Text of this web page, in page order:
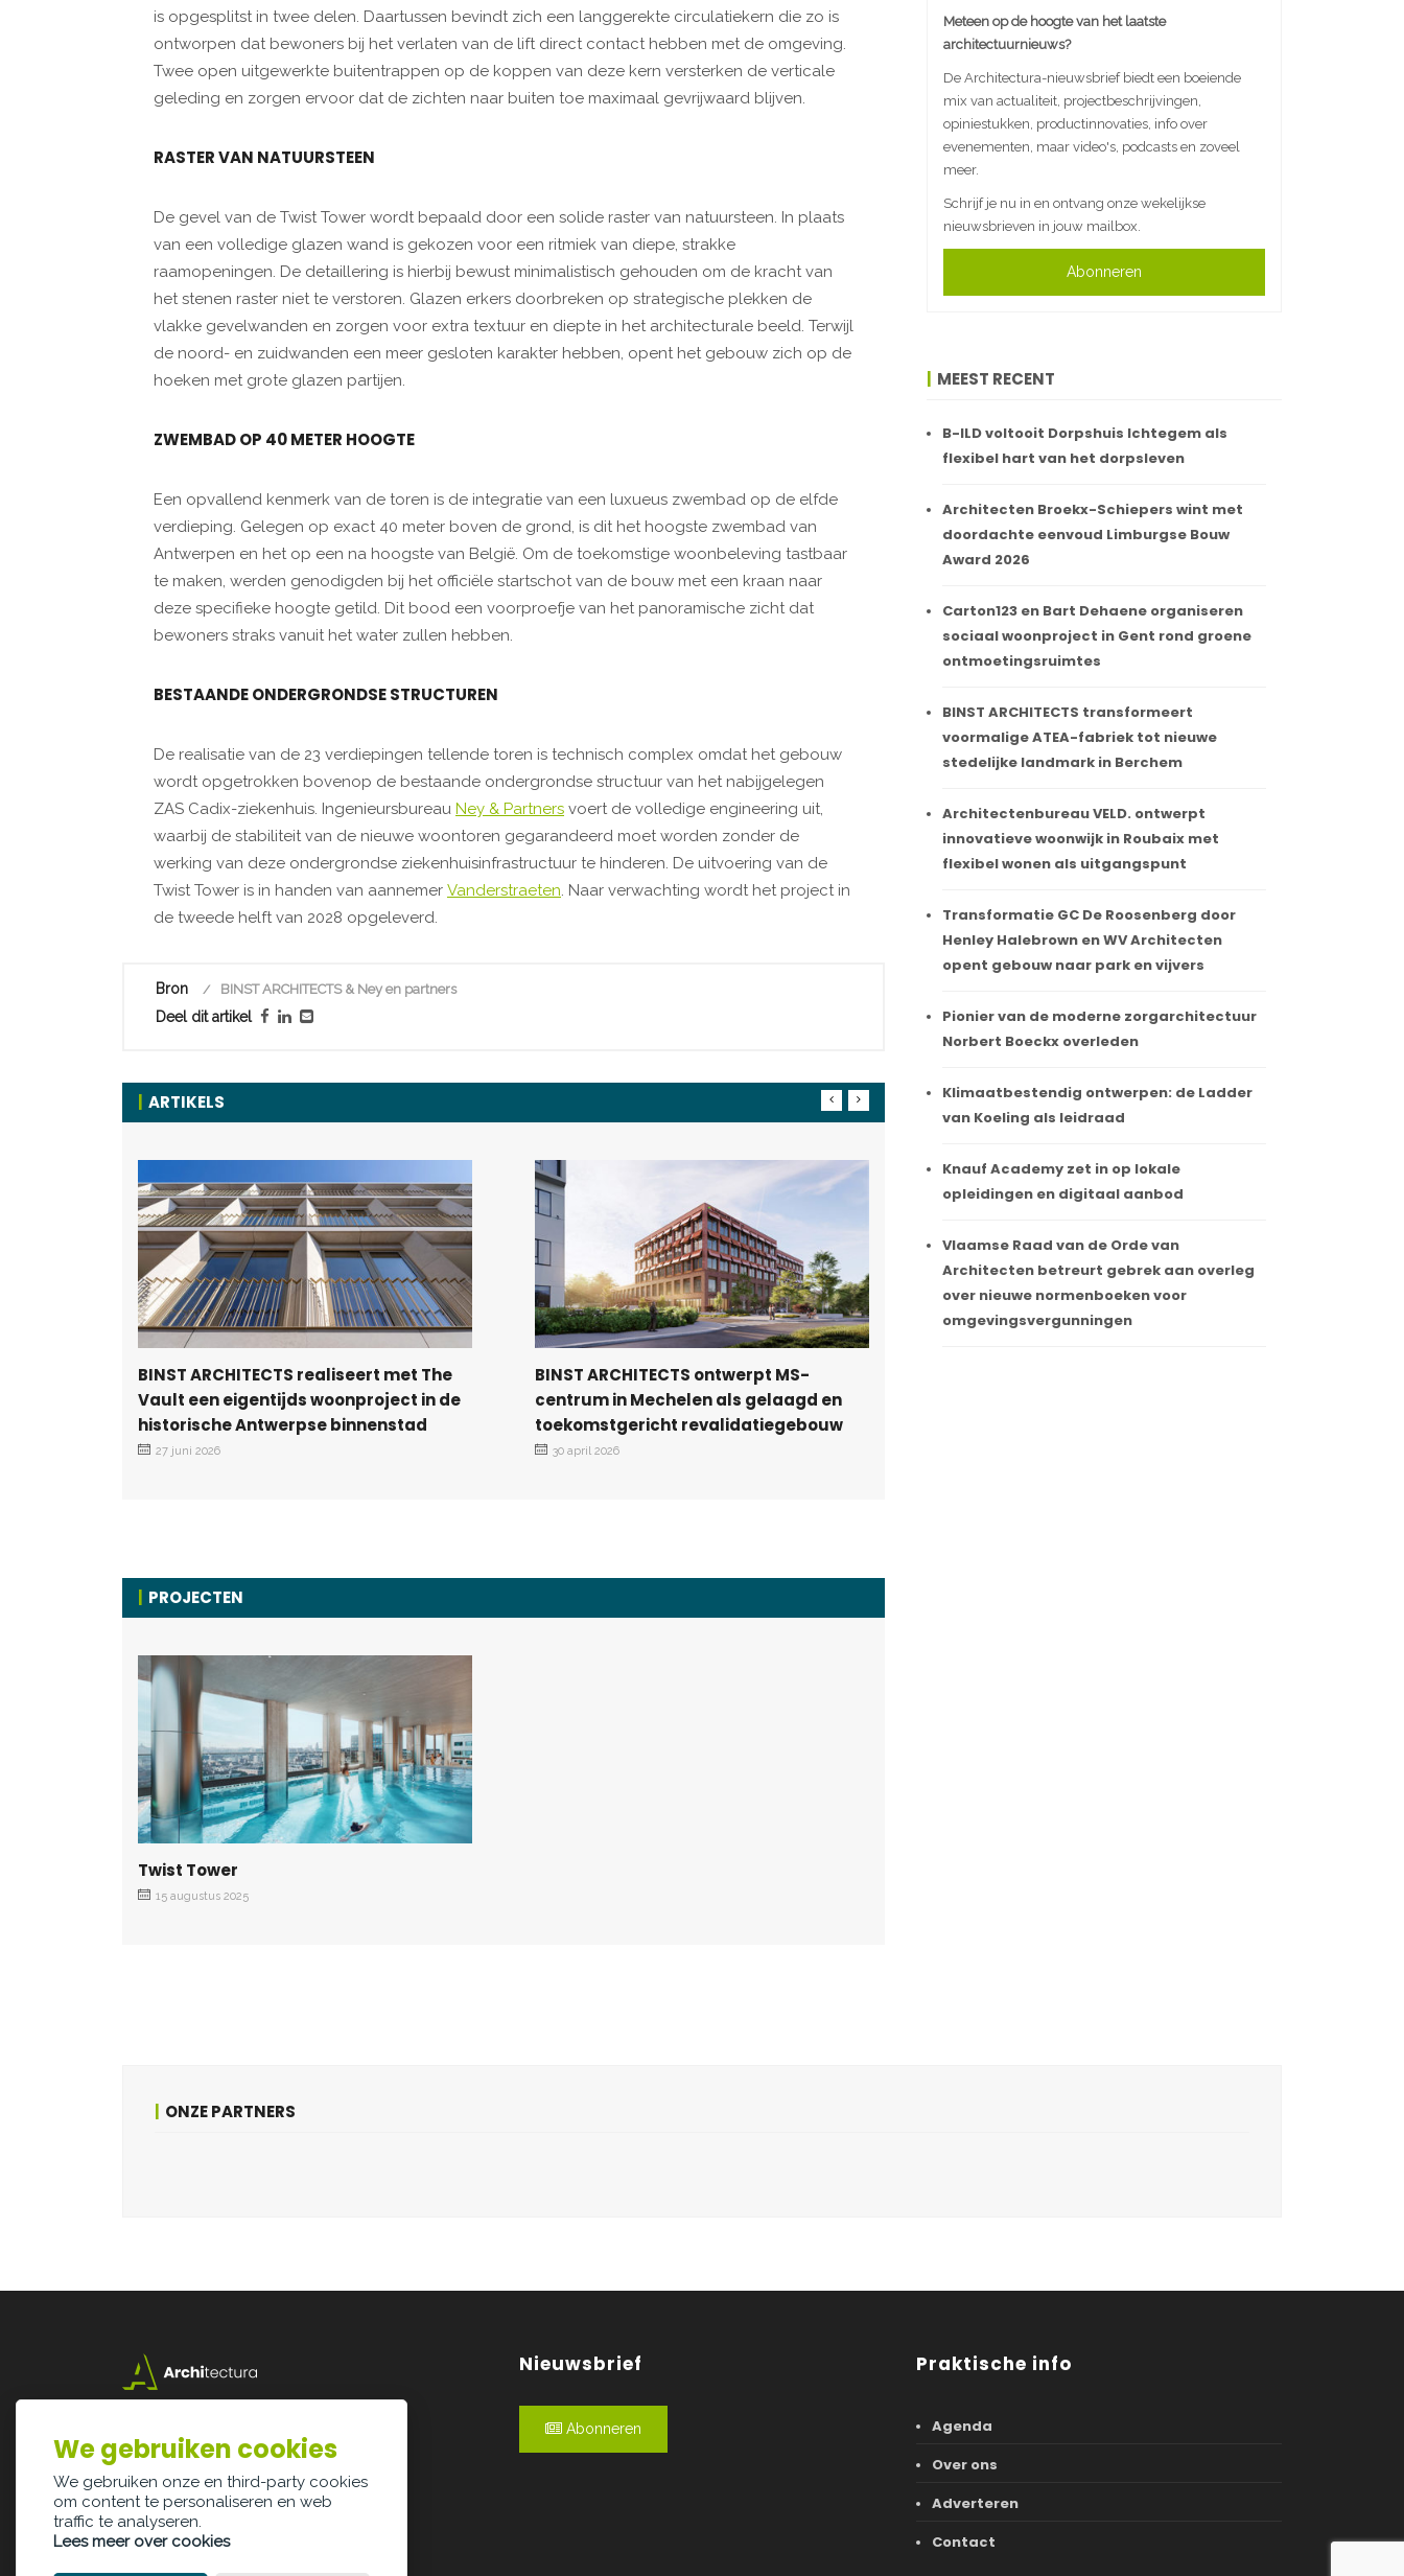
is opgesplitst in twee delen. Daartussen bevindt zich een langgerekte circulatiekern die zo is
ontworpen dat bewoners bij het verlaten van de lift direct contact hebben met de omgeving.
Twee open uitgewerkte buitentrappen op de koppen van deze kern versterken de verticale
geleding en zorgen ervoor dat de zichten naar buiten toe maximaal gevrijwaard blijven.
RASTER VAN NATUURSTEEN
De gevel van de Twist Tower wordt bepaald door een solide raster van natuursteen. In plaats
van een volledige glazen wand is gekozen voor een ritmiek van diepe, strakke
raamopeningen. De detaillering is hierbij bewust minimalistisch gehouden om de kracht van
het stenen raster niet te verstoren. Glazen erkers doorbreken op strategische plekken de
vlakke gevelwanden en zorgen voor extra textuur en diepte in het architecturale beeld. Terwijl
de noord- en zuidwanden een meer gesloten karakter hebben, opent het gebouw zich op de
hoeken met grote glazen partijen.
ZWEMBAD OP 40 METER HOOGTE
Een opvallend kenmerk van de toren is de integratie van een luxueus zwembad op de elfde
verdieping. Gelegen op exact 40 meter boven de grond, is dit het hoogste zwembad van
Antwerpen en het op een na hoogste van België. Om de toekomstige woonbeleving tastbaar
te maken, werden genodigden bij het officiële startschot van de bouw met een kraan naar
deze specifieke hoogte getild. Dit bood een voorproefje van het panoramische zicht dat
bewoners straks vanuit het water zullen hebben.
BESTAANDE ONDERGRONDSE STRUCTUREN
De realisatie van de 23 verdiepingen tellende toren is technisch complex omdat het gebouw
wordt opgetrokken bovenop de bestaande ondergrondse structuur van het nabijgelegen
ZAS Cadix-ziekenhuis. Ingenieursbureau Ney & Partners voert de volledige engineering uit,
waarbij de stabiliteit van de nieuwe woontoren gegarandeerd moet worden zonder de
werking van deze ondergrondse ziekenhuisinfrastructuur te hinderen. De uitvoering van de
Twist Tower is in handen van aannemer Vanderstraeten. Naar verwachting wordt het project in
de tweede helft van 2028 opgeleverd.
Bron BINST ARCHITECTS & Ney en partners
Deel dit artikel
ARTIKELS
BINST ARCHITECTS realiseert met The
Vault een eigentijds woonproject in de
historische Antwerpse binnenstad
27 juni 2026
BINST ARCHITECTS ontwerpt MS-
centrum in Mechelen als gelaagd en
toekomstgericht revalidatiegebouw
30 april 2026
Bouw van gloednieuw
haven gestart (KAAN Architecten &
SVR-ARCHITECTS)
PROJECTEN
Twist Tower
15 augustus 2025
Meteen op de hoogte van het laatste
architectuurnieuws?
De Architectura-nieuwsbrief biedt een boeiende
mix van actualiteit, projectbeschrijvingen,
opiniestukken, productinnovaties, info over
evenementen, maar video's, podcasts en zoveel
meer.
Schrijf je nu in en ontvang onze wekelijkse
nieuwsbrieven in jouw mailbox.
Abonneren
MEEST RECENT
B-ILD voltooit Dorpshuis Ichtegem als
flexibel hart van het dorpsleven
Architecten Broekx-Schiepers wint met
doordachte eenvoud Limburgse Bouw
Award 2026
Carton123 en Bart Dehaene organiseren
sociaal woonproject in Gent rond groene
ontmoetingsruimtes
BINST ARCHITECTS transformeert
voormalige ATEA-fabriek tot nieuwe
stedelijke landmark in Berchem
Architectenbureau VELD. ontwerpt
innovatieve woonwijk in Roubaix met
flexibel wonen als uitgangspunt
Transformatie GC De Roosenberg door
Henley Halebrown en WV Architecten
opent gebouw naar park en vijvers
Pionier van de moderne zorgarchitectuur
Norbert Boeckx overleden
Klimaatbestendig ontwerpen: de Ladder
van Koeling als leidraad
Knauf Academy zet in op lokale
opleidingen en digitaal aanbod
Vlaamse Raad van de Orde van
Architecten betreurt gebrek aan overleg
over nieuwe normenboeken voor
omgevingsvergunningen
ONZE PARTNERS
3500 Hasselt
info@architectura.be
Nieuwsbrief
Abonneren
Praktische info
Agenda
Over ons
Adverteren
Contact
We gebruiken cookies
We gebruiken onze en third-party cookies
om content te personaliseren en web
traffic te analyseren.
Lees meer over cookies